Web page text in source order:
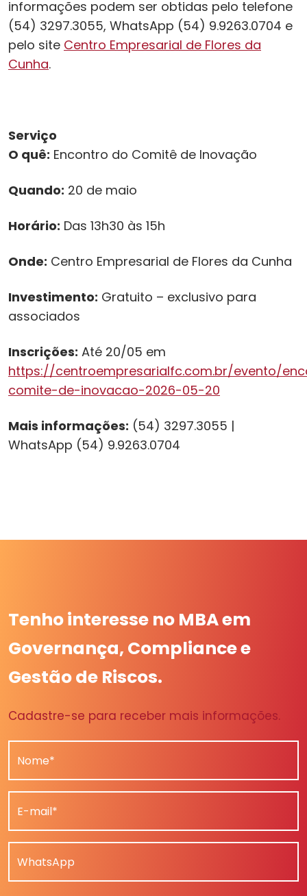
informações podem ser obtidas pelo telefone
(54) 3297.3055, WhatsApp (54) 9.9263.0704 e
pelo site Centro Empresarial de Flores da
Cunha.
Serviço
O quê: Encontro do Comitê de Inovação
Quando: 20 de maio
Horário: Das 13h30 às 15h
Onde: Centro Empresarial de Flores da Cunha
Investimento: Gratuito – exclusivo para
associados
Inscrições: Até 20/05 em
https://centroempresarialfc.com.br/evento/
comite-de-inovacao-2026-05-20
Mais informações: (54) 3297.3055 |
WhatsApp (54) 9.9263.0704
Tenho interesse no MBA em
Governança, Compliance e
Gestão de Riscos.
Cadastre-se para receber mais informações.
Nome*
E-mail*
WhatsApp